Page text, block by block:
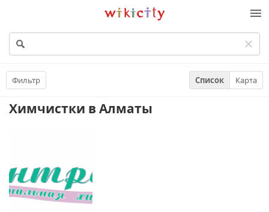
Викисити
Фильтр Список Карта
Химчистки в Алматы